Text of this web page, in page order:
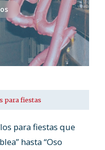
para fiestas
para fiestas que
hasta “Oso